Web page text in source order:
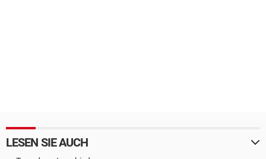
LESEN SIE AUCH